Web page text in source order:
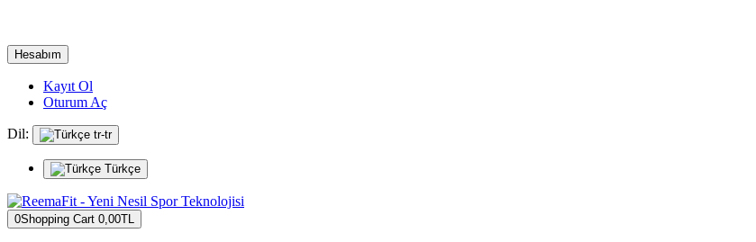
Hesabım
Kayıt Ol
Oturum Aç
Dil: tr-tr
Türkçe
0Shopping Cart 0,00TL